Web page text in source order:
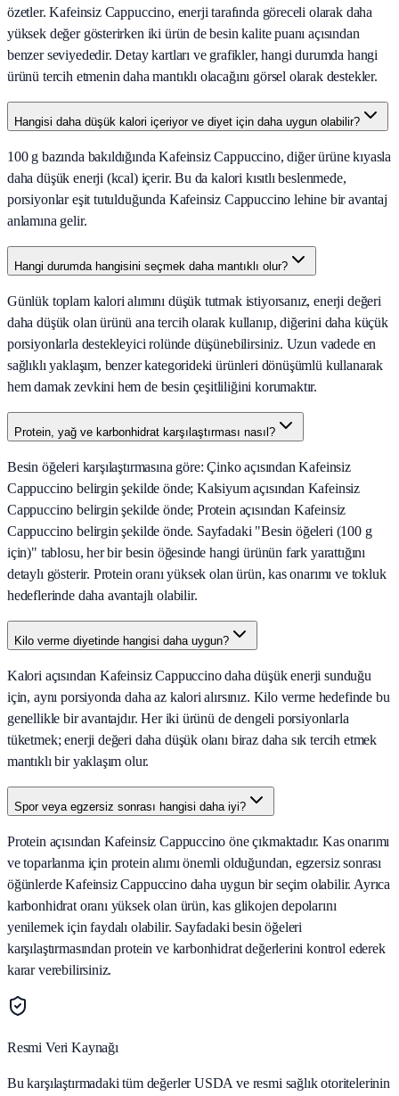
özetler. Kafeinsiz Cappuccino, enerji tarafında göreceli olarak daha
yüksek değer gösterirken iki ürün de besin kalite puanı açısından
benzer seviyededir. Detay kartları ve grafikler, hangi durumda hangi
ürünü tercih etmenin daha mantıklı olacağını görsel olarak destekler.
Hangisi daha düşük kalori içeriyor ve diyet için daha uygun olabilir?
100 g bazında bakıldığında Kafeinsiz Cappuccino, diğer ürüne kıyasla
daha düşük enerji (kcal) içerir. Bu da kalori kısıtlı beslenmede,
porsiyonlar eşit tutulduğunda Kafeinsiz Cappuccino lehine bir avantaj
anlamına gelir.
Hangi durumda hangisini seçmek daha mantıklı olur?
Günlük toplam kalori alımını düşük tutmak istiyorsanız, enerji değeri
daha düşük olan ürünü ana tercih olarak kullanıp, diğerini daha küçük
porsiyonlarla destekleyici rolünde düşünebilirsiniz. Uzun vadede en
sağlıklı yaklaşım, benzer kategorideki ürünleri dönüşümlü kullanarak
hem damak zevkini hem de besin çeşitliliğini korumaktır.
Protein, yağ ve karbonhidrat karşılaştırması nasıl?
Besin öğeleri karşılaştırmasına göre: Çinko açısından Kafeinsiz
Cappuccino belirgin şekilde önde; Kalsiyum açısından Kafeinsiz
Cappuccino belirgin şekilde önde; Protein açısından Kafeinsiz
Cappuccino belirgin şekilde önde. Sayfadaki "Besin öğeleri (100 g
için)" tablosu, her bir besin öğesinde hangi ürünün fark yarattığını
detaylı gösterir. Protein oranı yüksek olan ürün, kas onarımı ve tokluk
hedeflerinde daha avantajlı olabilir.
Kilo verme diyetinde hangisi daha uygun?
Kalori açısından Kafeinsiz Cappuccino daha düşük enerji sunduğu
için, aynı porsiyonda daha az kalori alırsınız. Kilo verme hedefinde bu
genellikle bir avantajdır. Her iki ürünü de dengeli porsiyonlarla
tüketmek; enerji değeri daha düşük olanı biraz daha sık tercih etmek
mantıklı bir yaklaşım olur.
Spor veya egzersiz sonrası hangisi daha iyi?
Protein açısından Kafeinsiz Cappuccino öne çıkmaktadır. Kas onarımı
ve toparlanma için protein alımı önemli olduğundan, egzersiz sonrası
öğünlerde Kafeinsiz Cappuccino daha uygun bir seçim olabilir. Ayrıca
karbonhidrat oranı yüksek olan ürün, kas glikojen depolarını
yenilemek için faydalı olabilir. Sayfadaki besin öğeleri
karşılaştırmasından protein ve karbonhidrat değerlerini kontrol ederek
karar verebilirsiniz.
Resmi Veri Kaynağı
Bu karşılaştırmadaki tüm değerler USDA ve resmi sağlık otoritelerinin